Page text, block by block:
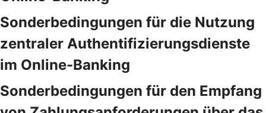
Sonderbedingungen für die Nutzung
zentraler Authentifizierungsdienste
im Online-Banking
Sonderbedingungen für den Empfang